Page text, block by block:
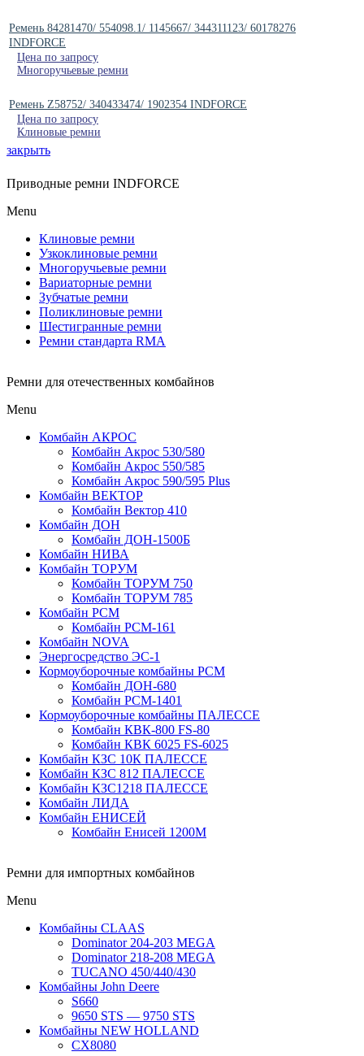
Ремень 84281470/ 554098.1/ 1145667/ 344311123/ 60178276
INDFORCE
Цена по запросу
Многоручьевые ремни
Ремень Z58752/ 340433474/ 1902354 INDFORCE
Цена по запросу
Клиновые ремни
закрыть
Приводные ремни INDFORCE
Menu
Клиновые ремни
Узкоклиновые ремни
Многоручьевые ремни
Вариаторные ремни
Зубчатые ремни
Поликлиновые ремни
Шестигранные ремни
Ремни стандарта RMA
Ремни для отечественных комбайнов
Menu
Комбайн АКРОС
Комбайн Акрос 530/580
Комбайн Акрос 550/585
Комбайн Акрос 590/595 Plus
Комбайн ВЕКТОР
Комбайн Вектор 410
Комбайн ДОН
Комбайн ДОН-1500Б
Комбайн НИВА
Комбайн ТОРУМ
Комбайн ТОРУМ 750
Комбайн ТОРУМ 785
Комбайн РСМ
Комбайн РСМ-161
Комбайн NOVA
Энергосредство ЭС-1
Кормоуборочные комбайны РСМ
Комбайн ДОН-680
Комбайн РСМ-1401
Кормоуборочные комбайны ПАЛЕССЕ
Комбайн КВК-800 FS-80
Комбайн КВК 6025 FS-6025
Комбайн КЗС 10К ПАЛЕССЕ
Комбайн КЗС 812 ПАЛЕССЕ
Комбайн КЗС1218 ПАЛЕССЕ
Комбайн ЛИДА
Комбайн ЕНИСЕЙ
Комбайн Енисей 1200М
Ремни для импортных комбайнов
Menu
Комбайны CLAAS
Dominator 204-203 MEGA
Dominator 218-208 MEGA
TUCANO 450/440/430
Комбайны John Deere
S660
9650 STS — 9750 STS
Комбайны NEW HOLLAND
CX8080